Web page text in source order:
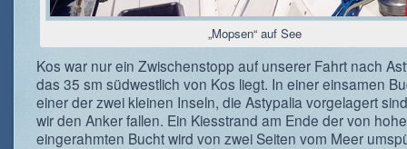
„Mopsen“ auf See
Kos war nur ein Zwischenstopp auf unserer Fahrt nach
das 35 sm südwestlich von Kos liegt. In einer einsamen
einer der zwei kleinen Inseln, die Astypalia vorgelagert
wir den Anker fallen. Ein Kiesstrand am Ende der von
eingerahmten Bucht wird von zwei Seiten vom Meer